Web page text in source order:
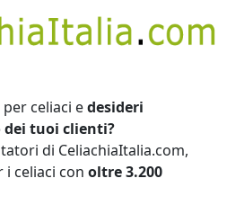
celiaci edesideri
tuoi clienti?
di CeliachiaItalia.com,
i celiaci con oltre 3.200